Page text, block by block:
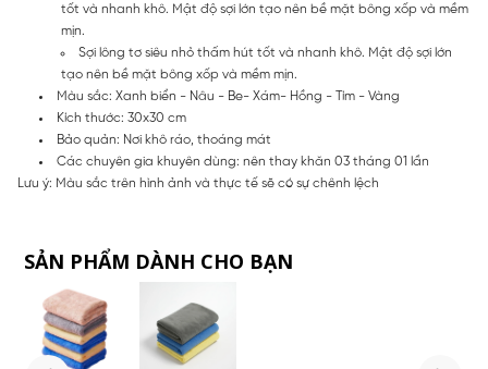
tốt và nhanh khô. Mật độ sợi lớn tạo nên bề mặt bông xốp và mềm
mịn.
Sợi lông tơ siêu nhỏ thấm hút tốt và nhanh khô. Mật độ sợi lớn
tạo nên bề mặt bông xốp và mềm mịn.
Màu sắc: Xanh biển - Nâu - Be- Xám- Hồng - Tím - Vàng
Kích thước: 30x30 cm
Bảo quản: Nơi khô ráo, thoáng mát
Các chuyên gia khuyên dùng: nên thay khăn 03 tháng 01 lần
Lưu ý: Màu sắc trên hình ảnh và thực tế sẽ có sự chênh lệch
SẢN PHẨM DÀNH CHO BẠN